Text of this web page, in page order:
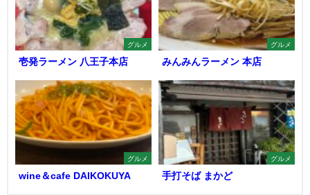
グルメ
壱発ラーメン 八王子本店
グルメ
みんみんラーメン 本店
グルメ
wine＆cafe DAIKOKUYA
グルメ
手打そば まかど